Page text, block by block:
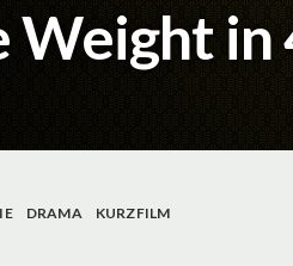
Weight in
DRAMA
KURZFILM